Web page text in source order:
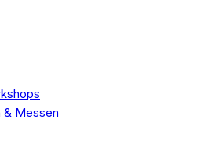
& Messen